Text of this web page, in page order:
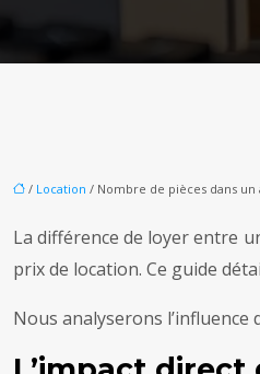
/ Location / Nombre de pièces dans
La différence de loyer entre
prix de location. Ce guide
Nous analyserons